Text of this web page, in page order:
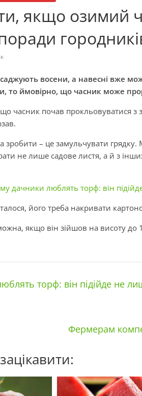
якщо озимий
восени, а навесні вже
то ймовірно, що часник може
часник почав прокльовуватися з
– це замульчувати грядку.
не лише садове листя, а й з
дачники люблять торф: він
його треба накривати
якщо він зійшов на висоту
торф: він підійде не
Фермерам